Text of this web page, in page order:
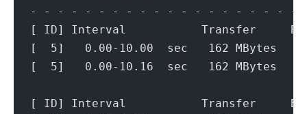
- - - - - - - - - - - - - - - - - - - -
[ ID] Interval           Transfer
[  5]   0.00-10.00  sec   162 MBytes
[  5]   0.00-10.16  sec   162 MBytes
[ ID] Interval           Transfer